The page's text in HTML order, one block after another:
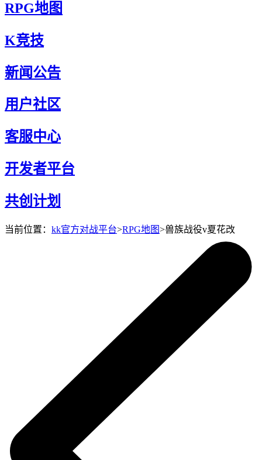
RPG地图
K竞技
新闻公告
用户社区
客服中心
开发者平台
共创计划
当前位置： kk官方对战平台>RPG地图>兽族战役v夏花改